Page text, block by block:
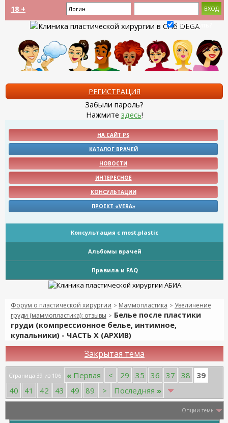
18 +
Запомнить?
РЕГИСТРАЦИЯ
Забыли пароль?
Нажмите здесь!
НА САЙТ PS
КАТАЛОГ ВРАЧЕЙ
НОВОСТИ
ИНТЕРЕСНОЕ
КОНСУЛЬТАЦИИ
ПРОЕКТ «VERA»
Консультация с most.plastic
Альбомы врачей
Правила и FAQ
Форум о пластической хирургии > Маммопластика > Увеличение
груди (маммопластика): отзывы > Белье после пластики
груди (компрессионное белье, интимное,
купальники) - ЧАСТЬ Х (АРХИВ)
Закрытая тема
Страница 39 из 106 « Первая < 29 35 36 37 38
39
40
41 42 43 49 89 > Последняя »
Опции темы